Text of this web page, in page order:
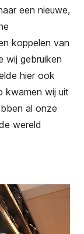
een nieuwe,
koppelen van
wij gebruiken
hier ook
kwamen wij uit
al onze
wereld